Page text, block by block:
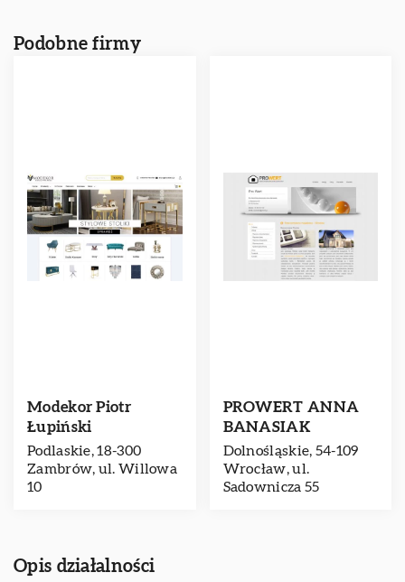
Podobne firmy
Modekor Piotr
Łupiński
Podlaskie, 18-300
Zambrów, ul. Willowa
10
PROWERT ANNA
BANASIAK
Dolnośląskie, 54-109
Wrocław, ul.
Sadownicza 55
Opis działalności